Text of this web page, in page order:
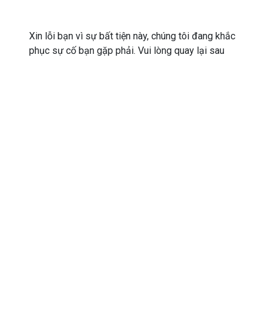
Xin lỗi bạn vì sự bất tiện này, chúng tôi đang khắc
phục sự cố bạn gặp phải. Vui lòng quay lại sau